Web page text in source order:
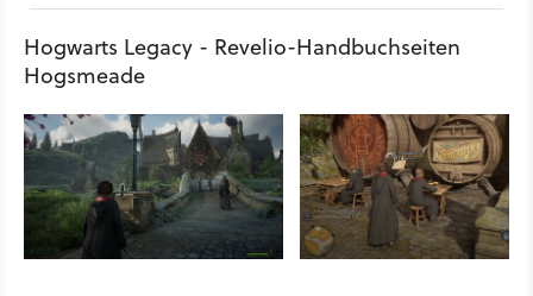
Hogwarts Legacy - Revelio-Handbuchseiten
Hogsmeade